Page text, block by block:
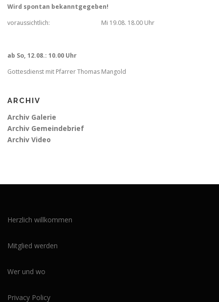
Wird spontan bekanntgegeben!
voraussichtlich: Mi 19.08. 18.00 Uhr
ab So, 12.08.: 10.00 Uhr
Gottesdienst mit Pfarrer Thomas Mangold
ARCHIV
Archiv Galerie
Archiv Gemeindebrief
Archiv Video
Herzlich willkommen
Mitglied werden
Wer und wo
Privacy Policy